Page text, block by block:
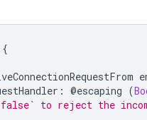
{
: @escaping (
to reject the